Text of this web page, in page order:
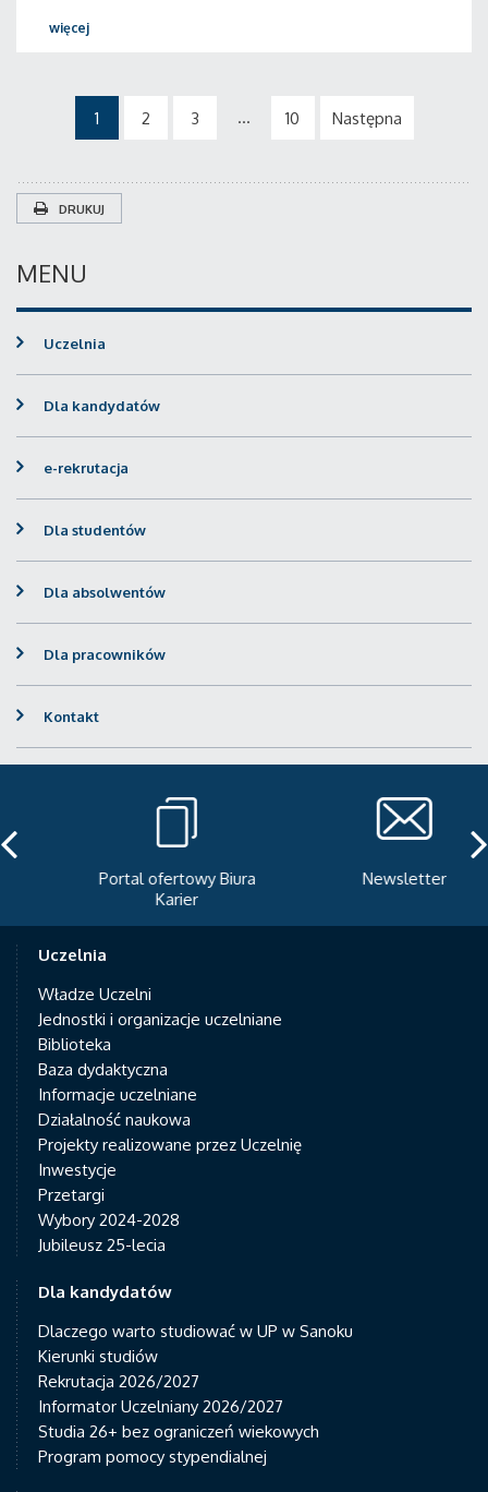
więcej
1 2 3 ... 10 Następna
DRUKUJ
MENU
Uczelnia
Dla kandydatów
e-rekrutacja
Dla studentów
Dla absolwentów
Dla pracowników
Kontakt
Portal ofertowy Biura
Newsletter
Uczelnia
Władze Uczelni
Jednostki i organizacje uczelniane
Biblioteka
Baza dydaktyczna
Informacje uczelniane
Działalność naukowa
Projekty realizowane przez Uczelnię
Inwestycje
Przetargi
Wybory 2024-2028
Jubileusz 25-lecia
Dla kandydatów
Dlaczego warto studiować w UP w Sanoku
Kierunki studiów
Rekrutacja 2026/2027
Informator Uczelniany 2026/2027
Studia 26+ bez ograniczeń wiekowych
Program pomocy stypendialnej